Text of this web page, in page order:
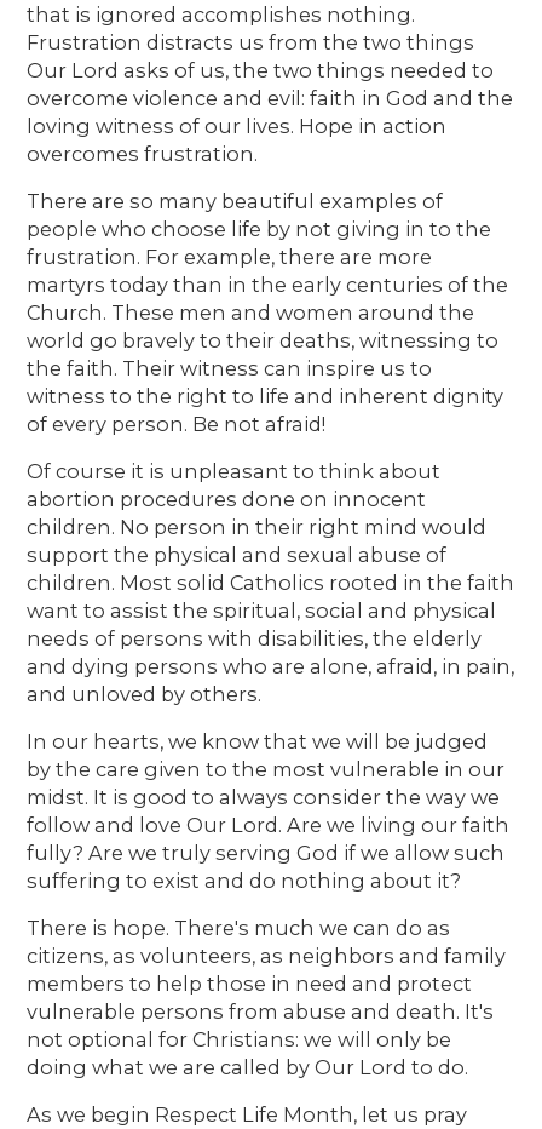
that is ignored accomplishes nothing.
Frustration distracts us from the two things
Our Lord asks of us, the two things needed to
overcome violence and evil: faith in God and the
loving witness of our lives. Hope in action
overcomes frustration.
There are so many beautiful examples of
people who choose life by not giving in to the
frustration. For example, there are more
martyrs today than in the early centuries of the
Church. These men and women around the
world go bravely to their deaths, witnessing to
the faith. Their witness can inspire us to
witness to the right to life and inherent dignity
of every person. Be not afraid!
Of course it is unpleasant to think about
abortion procedures done on innocent
children. No person in their right mind would
support the physical and sexual abuse of
children. Most solid Catholics rooted in the faith
want to assist the spiritual, social and physical
needs of persons with disabilities, the elderly
and dying persons who are alone, afraid, in pain,
and unloved by others.
In our hearts, we know that we will be judged
by the care given to the most vulnerable in our
midst. It is good to always consider the way we
follow and love Our Lord. Are we living our faith
fully? Are we truly serving God if we allow such
suffering to exist and do nothing about it?
There is hope. There's much we can do as
citizens, as volunteers, as neighbors and family
members to help those in need and protect
vulnerable persons from abuse and death. It's
not optional for Christians: we will only be
doing what we are called by Our Lord to do.
As we begin Respect Life Month, let us pray